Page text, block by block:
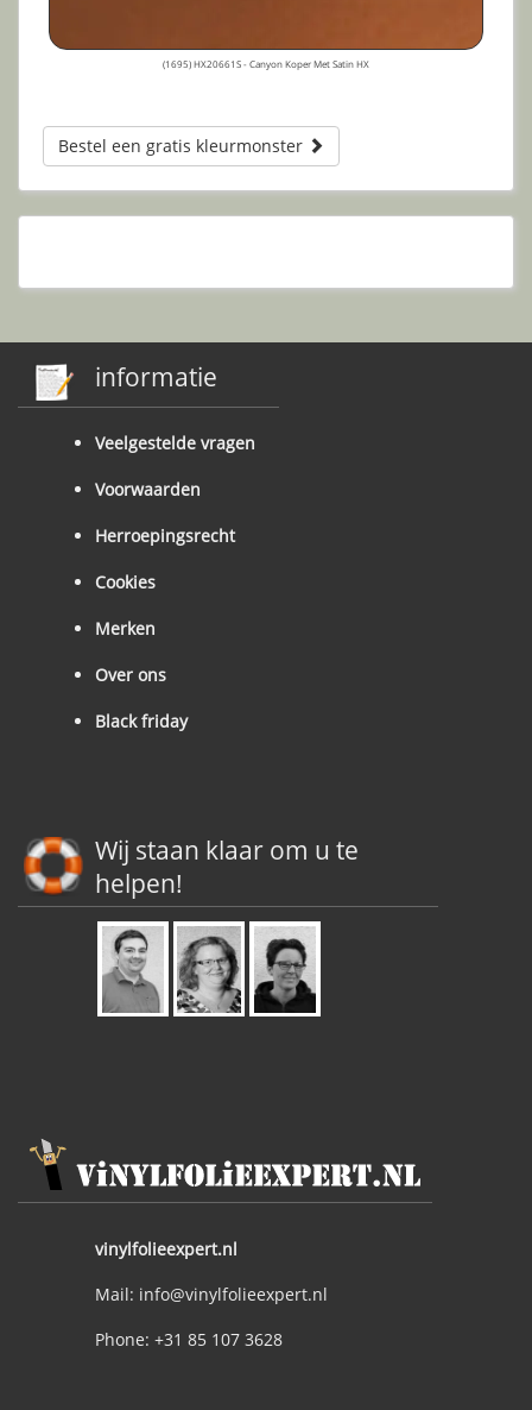
(1695) HX20661S - Canyon Koper Met Satin HX
Bestel een gratis kleurmonster
informatie
Veelgestelde vragen
Voorwaarden
Herroepingsrecht
Cookies
Merken
Over ons
Black friday
Wij staan klaar om u te
helpen!
vinylfolieexpert.nl
Mail: info@vinylfolieexpert.nl
Phone: +31 85 107 3628